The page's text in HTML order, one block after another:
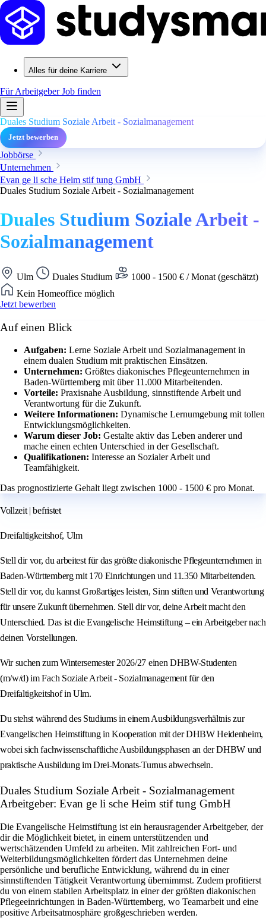
Alles für deine Karriere
Für ArbeitgeberJob finden
Duales Studium Soziale Arbeit - Sozialmanagement
Jetzt bewerben
Jobbörse
Unternehmen
Evan ge li sche Heim stif tung GmbH
Duales Studium Soziale Arbeit - Sozialmanagement
Duales Studium Soziale Arbeit -
Sozialmanagement
Ulm Duales Studium
1000 - 1500 € / Monat (geschätzt)
Kein Homeoffice möglich
Jetzt bewerben
Auf einen Blick
Aufgaben: Lerne Soziale Arbeit und Sozialmanagement in
einem dualen Studium mit praktischen Einsätzen.
Unternehmen: Größtes diakonisches Pflegeunternehmen in
Baden-Württemberg mit über 11.000 Mitarbeitenden.
Vorteile: Praxisnahe Ausbildung, sinnstiftende Arbeit und
Verantwortung für die Zukunft.
Weitere Informationen: Dynamische Lernumgebung mit tollen
Entwicklungsmöglichkeiten.
Warum dieser Job: Gestalte aktiv das Leben anderer und
mache einen echten Unterschied in der Gesellschaft.
Qualifikationen: Interesse an Sozialer Arbeit und
Teamfähigkeit.
Das prognostizierte Gehalt liegt zwischen 1000 - 1500 € pro Monat.
Vollzeit | befristet
Dreifaltigkeitshof, Ulm
Stell dir vor, du arbeitest für das größte diakonische Pflegeunternehmen in
Baden-Württemberg mit 170 Einrichtungen und 11.350 Mitarbeitenden.
Stell dir vor, du kannst Großartiges leisten, Sinn stiften und Verantwortung
für unsere Zukunft übernehmen. Stell dir vor, deine Arbeit macht den
Unterschied. Das ist die Evangelische Heimstiftung – ein Arbeitgeber nach
deinen Vorstellungen.
Wir suchen zum Wintersemester 2026/27 einen DHBW-Studenten
(m/w/d) im Fach Soziale Arbeit - Sozialmanagement für den
Dreifaltigkeitshof in Ulm.
Du stehst während des Studiums in einem Ausbildungsverhältnis zur
Evangelischen Heimstiftung in Kooperation mit der DHBW Heidenheim,
wobei sich fachwissenschaftliche Ausbildungsphasen an der DHBW und
praktische Ausbildung im Drei-Monats-Turnus abwechseln.
Duales Studium Soziale Arbeit - Sozialmanagement
Arbeitgeber: Evan ge li sche Heim stif tung GmbH
Die Evangelische Heimstiftung ist ein herausragender Arbeitgeber, der
dir die Möglichkeit bietet, in einem unterstützenden und
wertschätzenden Umfeld zu arbeiten. Mit zahlreichen Fort- und
Weiterbildungsmöglichkeiten fördert das Unternehmen deine
persönliche und berufliche Entwicklung, während du in einer
sinnstiftenden Tätigkeit Verantwortung übernimmst. Zudem profitierst
du von einem stabilen Arbeitsplatz in einer der größten diakonischen
Pflegeeinrichtungen in Baden-Württemberg, wo Teamarbeit und eine
positive Arbeitsatmosphäre großgeschrieben werden.